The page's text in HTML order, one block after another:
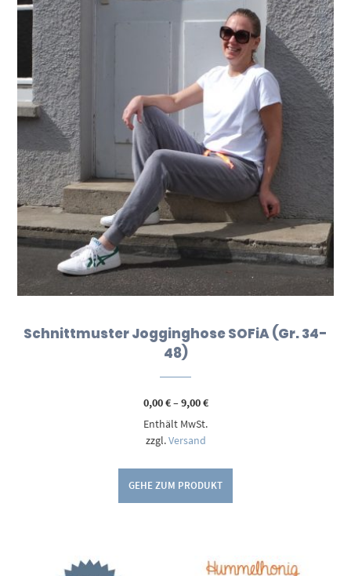
Schnittmuster Jogginghose SOFiA (Gr. 34-
48)
0,00€–9,00€Preisspanne:
bis
Enthält MwSt.
zzgl.Versand
GEHE ZUM PRODUKT